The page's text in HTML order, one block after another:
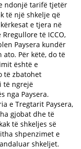
ndonjë tarifë tjetër
të një shkelje që
e tjera në
të ICCO,
Paysera kundër
Për këtë, do të
është e
të zbatohet
të ngrejë
nga Paysera.
e Tregtarit Paysera,
gjobat dhe të
të shkeljes së
shpenzimet e
shkeljet.